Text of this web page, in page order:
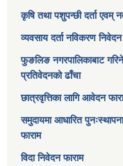
कृषि तथा पशुपन्छी दर्ता एवम्
व्यवसाय दर्ता नविकरण निवेदन
फुङलिङ नगरपालिकाबाट
प्रतिवेदनको ढाँचा
छात्रवृत्तिका लागि आवेदन
समुदायमा आधारित
फाराम
विदा निवेदन फाराम